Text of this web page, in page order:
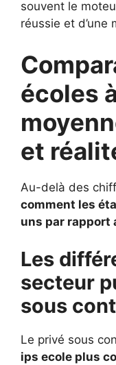
souvent le
réussie et d’une
écoles
et
Au-delà des
comment les
uns par rapport
Les
secteur
sous
Le privé sous
ips ecole plus